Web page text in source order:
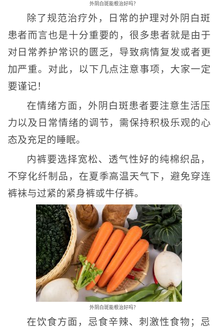
外阴白斑能根治好吗？
除了规范治疗外，日常的护理对外阴白斑
患者而言也是十分重要的，很多患者就是由于
对日常养护常识的匮乏，导致病情复发或者更
加严重。对此，以下几点注意事项，大家一定
要谨记！
在情绪方面，外阴白斑患者要注意生活压
力以及日常情绪的调节，需保持积极乐观的心
态及充足的睡眠。
内裤要选择宽松、透气性好的纯棉织品，
不穿化纤制品，在夏季高温天气下，避免穿连
裤袜与过紧的紧身裤或牛仔裤。
外阴白斑能根治好吗？
在饮食方面，忌食辛辣、刺激性食物；忌